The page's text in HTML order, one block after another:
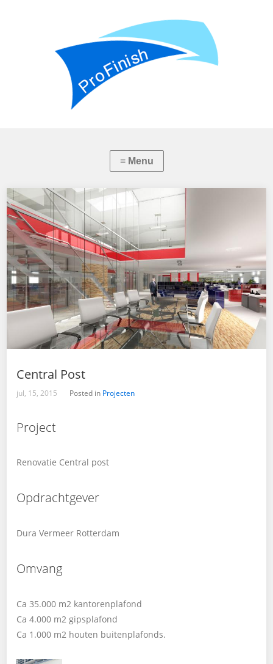
Central Post
jul, 15, 2015 Posted in Projecten
Project
Renovatie Central post
Opdrachtgever
Dura Vermeer Rotterdam
Omvang
Ca 35.000 m2 kantorenplafond
Ca 4.000 m2 gipsplafond
Ca 1.000 m2 houten buitenplafonds.